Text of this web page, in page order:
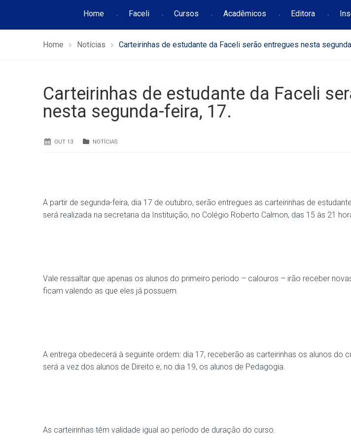
Home Faceli Cursos Acadêmicos Editora
Home Notícias Carteirinhas de estudante da Faceli serão entregues nesta
Carteirinhas de estudante da Faceli
nesta segunda-feira, 17.
OUT 13 NOTÍCIAS
A partir de segunda-feira, dia 17 de outubro, serão entregues as carteirinhas de
será realizada na secretaria da Instituição, no Colégio Roberto Calmon, das 15 às 21
Vale ressaltar que apenas os alunos do primeiro período – calouros – irão receber
ficam valendo as que eles já possuem.
A entrega obedecerá à seguinte ordem: dia 17, receberão as carteirinhas os alunos do
será a vez dos alunos de Direito e, no dia 19, os alunos de Pedagogia.
As carteirinhas têm validade igual ao período de duração do curso.